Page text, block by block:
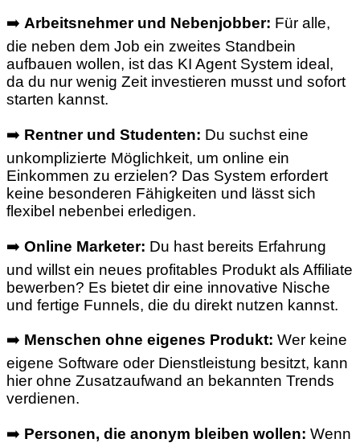
➡️ Arbeitsnehmer und Nebenjobber: Für alle,
die neben dem Job ein zweites Standbein
aufbauen wollen, ist das KI Agent System ideal,
da du nur wenig Zeit investieren musst und sofort
starten kannst.
➡️ Rentner und Studenten: Du suchst eine
unkomplizierte Möglichkeit, um online ein
Einkommen zu erzielen? Das System erfordert
keine besonderen Fähigkeiten und lässt sich
flexibel nebenbei erledigen.
➡️ Online Marketer: Du hast bereits Erfahrung
und willst ein neues profitables Produkt als Affiliate
bewerben? Es bietet dir eine innovative Nische
und fertige Funnels, die du direkt nutzen kannst.
➡️ Menschen ohne eigenes Produkt: Wer keine
eigene Software oder Dienstleistung besitzt, kann
hier ohne Zusatzaufwand an bekannten Trends
verdienen.
➡️ Personen, die anonym bleiben wollen: Wenn